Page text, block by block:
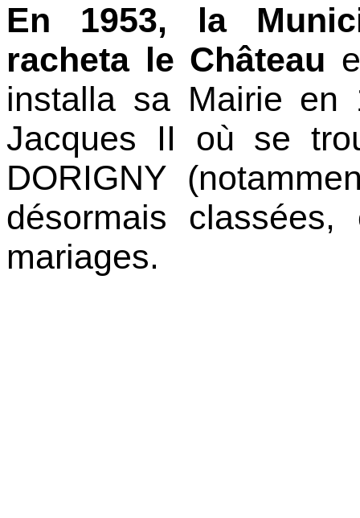
En 1953, la
racheta le Château
installa sa Mairie en
Jacques II où se
DORIGNY
désormais
mariages.